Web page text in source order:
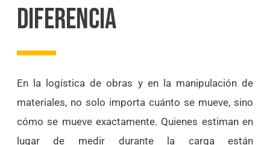
DIFERENCIA
En la logística de obras y en la manipulación de
materiales, no solo importa cuánto se mueve, sino
cómo se mueve exactamente. Quienes estiman en
lugar de medir durante la carga están